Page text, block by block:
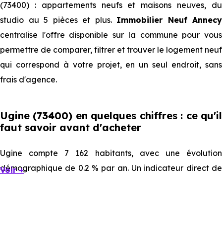
(73400) : appartements neufs et maisons neuves, du
studio au 5 pièces et plus. Immobilier Neuf Annecy
centralise l'offre disponible sur la commune pour vous
permettre de comparer, filtrer et trouver le logement neuf
qui correspond à votre projet, en un seul endroit, sans
frais d'agence.
Ugine (73400) en quelques chiffres : ce qu'il
faut savoir avant d'acheter
Ugine compte 7 162 habitants, avec une évolution
démographique de 0.2 % par an. Un indicateur direct de
Voir +